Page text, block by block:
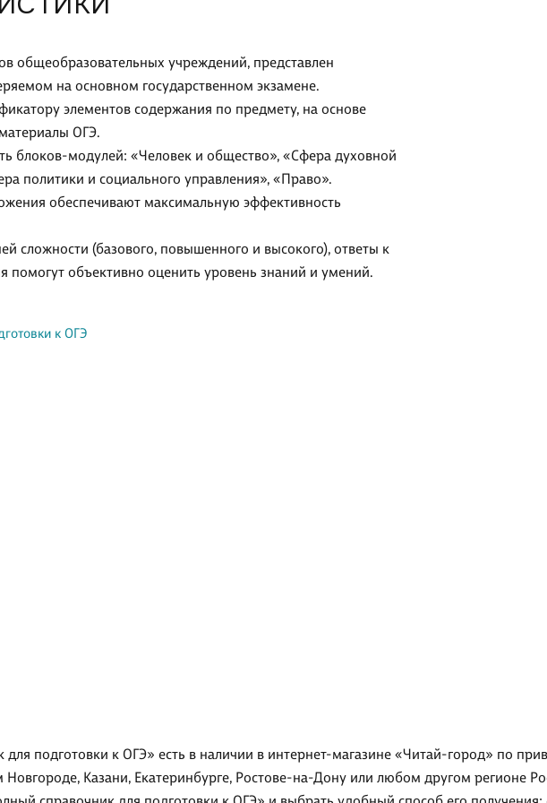
общеобразовательных учреждений, представлен
на основном государственном экзамене.
элементов содержания по предмету, на основе
ОГЭ.
блоков-модулей: «Человек и общество», «Сфера духовной
политики и социального управления», «Право».
обеспечивают максимальную эффективность
сложности (базового, повышенного и высокого), ответы к
объективно оценить уровень знаний и умений.
к ОГЭ
подготовки к ОГЭ» есть в наличии в интернет-магазине «Читай-город» по
Казани, Екатеринбурге, Ростове-на-Дону или любом другом регионе